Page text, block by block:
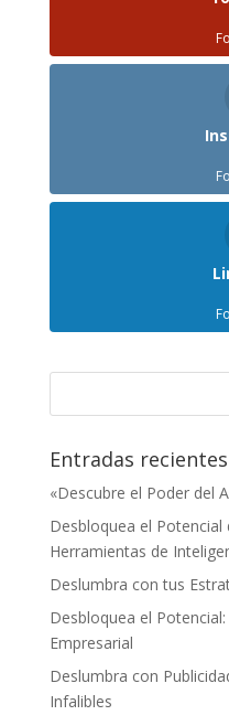
Entradas recientes
«Descubre el Poder del
Desbloquea el Potencial
Herramientas de
Deslumbra con tus
Desbloquea el
Empresarial
Deslumbra con
Infalibles